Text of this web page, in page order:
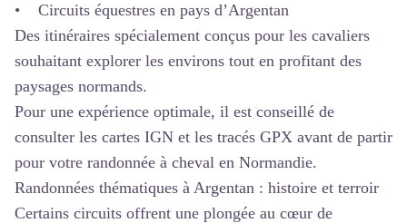
• Circuits équestres en pays d’Argentan
Des itinéraires spécialement conçus pour les cavaliers
souhaitant explorer les environs tout en profitant des
paysages normands.
Pour une expérience optimale, il est conseillé de
consulter les cartes IGN et les tracés GPX avant de partir
pour votre randonnée à cheval en Normandie.
Randonnées thématiques à Argentan : histoire et terroir
Certains circuits offrent une plongée au cœur de